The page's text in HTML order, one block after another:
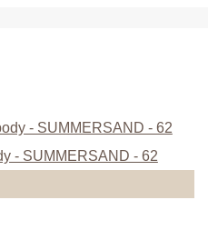
- SUMMERSAND - 62